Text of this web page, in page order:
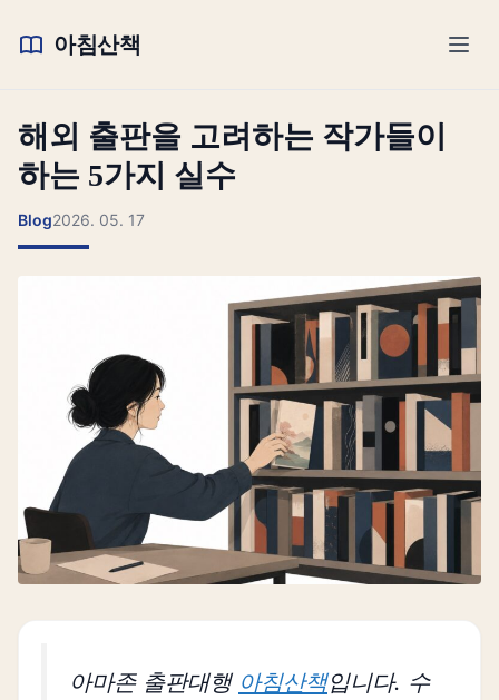
아침산책
해외 출판을 고려하는 작가들이
하는 5가지 실수
Blog2026. 05. 17
아마존 출판대행 아침산책입니다. 수